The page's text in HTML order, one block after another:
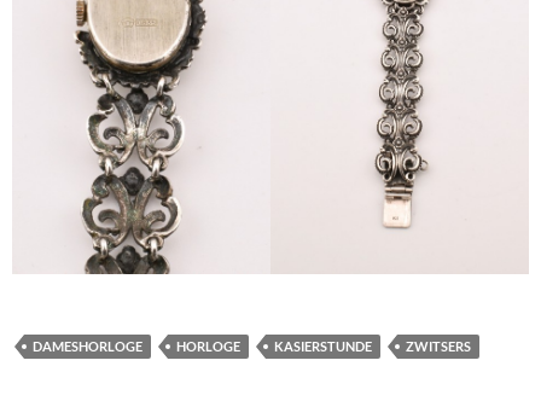
DAMESHORLOGE HORLOGE KASIERSTUNDE ZWITSERS